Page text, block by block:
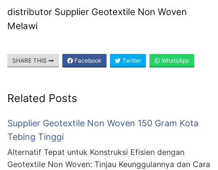
distributor Supplier Geotextile Non Woven
Melawi
SHARE THIS Facebook Twitter WhatsApp
Related Posts
Supplier Geotextile Non Woven 150 Gram Kota
Tebing Tinggi
Alternatif Tepat untuk Konstruksi Efisien dengan
Geotextile Non Woven: Tinjau Keunggulannya dan Cara